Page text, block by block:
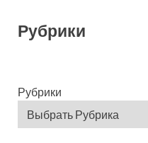
Рубрики
Рубрики